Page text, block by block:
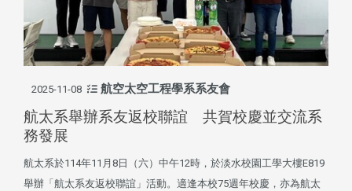
2025-11-08 航空太空工程學系系友會
航太系舉辦系友返校聯誼 共賀校慶並交流系
務發展
航太系於114年11月8日（六）中午12時，於淡水校園工學大樓E819
舉辦「航太系友返校聯誼」活動。適逢本校75週年校慶，亦為航太